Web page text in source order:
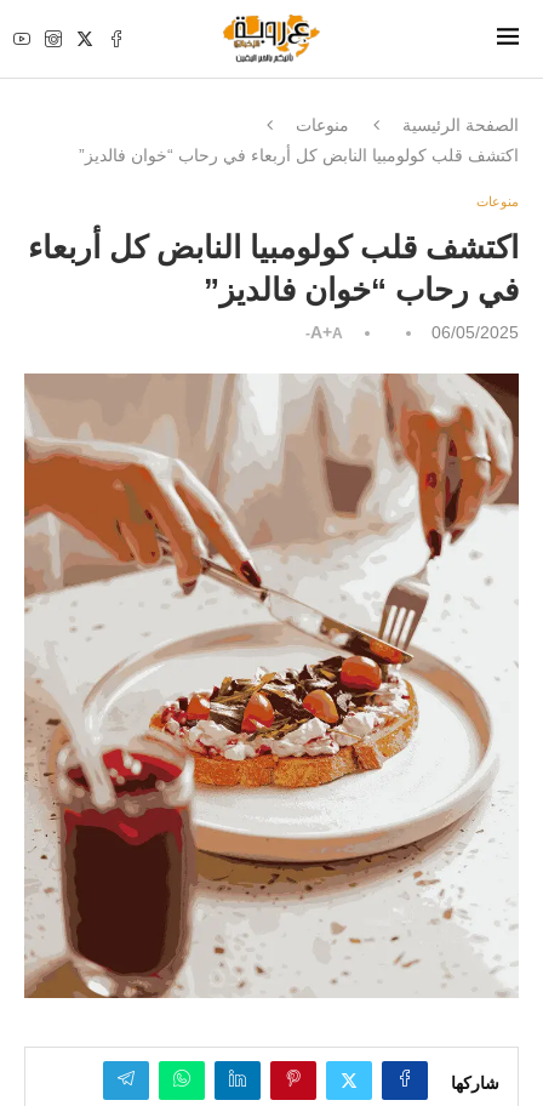
الصفحة الرئيسية
منوعات
اكتشف قلب كولومبيا النابض كل أربعاء في رحاب “خوان فالديز”
منوعات
اكتشف قلب كولومبيا النابض كل أربعاء
في رحاب “خوان فالديز”
06/05/2025
A+A-
شاركها